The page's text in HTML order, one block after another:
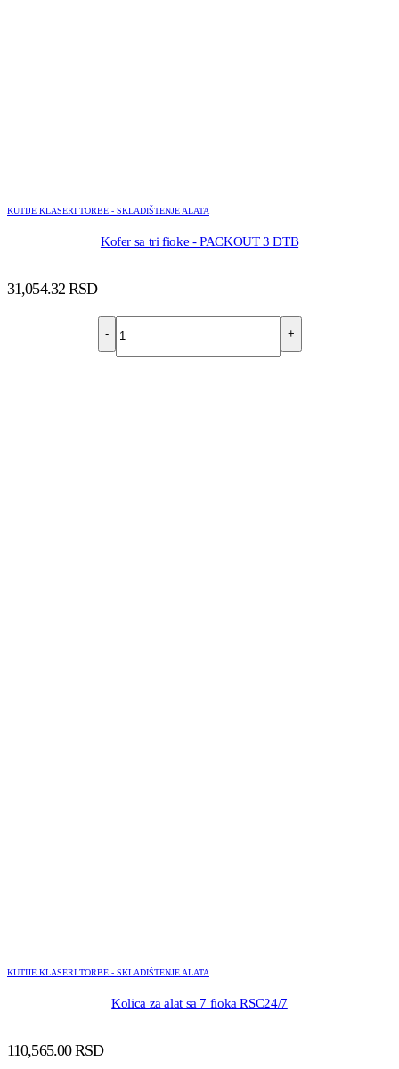
KUTIJE KLASERI TORBE - SKLADIŠTENJE ALATA
Kofer sa tri fioke - PACKOUT 3 DTB
31,054.32 RSD
- +
KUTIJE KLASERI TORBE - SKLADIŠTENJE ALATA
Kolica za alat sa 7 fioka RSC24/7
110,565.00RSD